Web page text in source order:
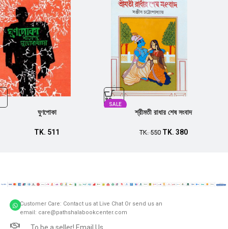
ঘুণপোকা
TK. 511
SALE
শ্রীমতী রাধার শেষ সংবাদ
TK.550 TK. 380
Customer Care: Contact us at Live Chat Or send us an
email: care@pathshalabookcenter.com